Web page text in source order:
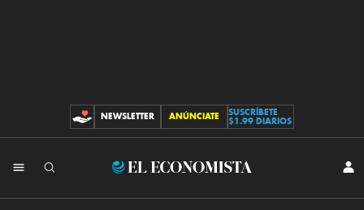
CONTRIBUCIONES
NEWSLETTER ANÚNCIATE
SUSCRÍBETE
$1.99 DIARIOS
El